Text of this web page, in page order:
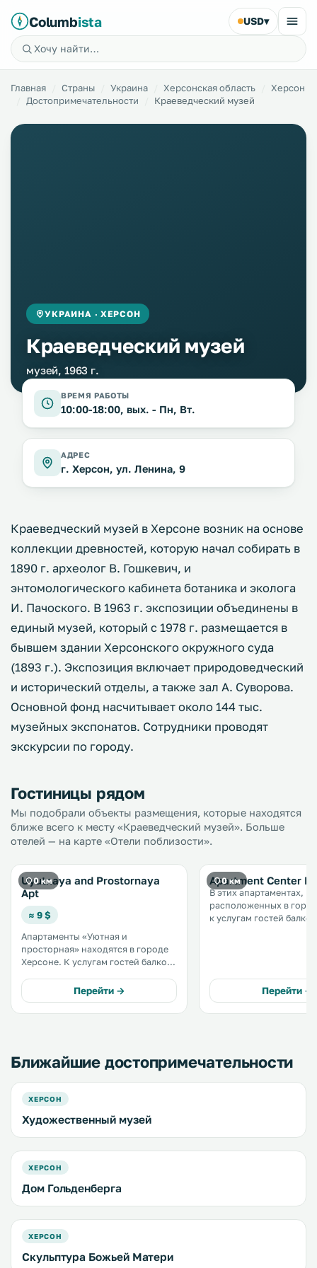
Columbista USD▾
Главная Страны Украина Херсонская область
Херсон
Достопримечательности
Краеведческий музей
УКРАИНА · ХЕРСОН
Краеведческий музей
музей, 1963 г.
ВРЕМЯ РАБОТЫ
10:00-18:00, вых. - Пн, Вт.
АДРЕС
г. Херсон, ул. Ленина, 9
Краеведческий музей в Херсоне возник на основе
коллекции древностей, которую начал собирать в
1890 г. археолог В. Гошкевич, и
энтомологического кабинета ботаника и эколога
И. Пачоского. В 1963 г. экспозиции объединены в
единый музей, который с 1978 г. размещается в
бывшем здании Херсонского окружного суда
(1893 г.). Экспозиция включает природоведческий
и исторический отделы, а также зал А. Суворова.
Основной фонд насчитывает около 144 тыс.
музейных экспонатов. Сотрудники проводят
экскурсии по городу.
Гостиницы рядом
Мы подобрали объекты размещения, которые находятся
ближе всего к месту «Краеведческий музей». Больше
отелей — на карте «Отели поблизости».
0 км
Uyutnaya and Prostornaya
Apt
≈ 9 $
Апартаменты «Уютная и
просторная» находятся в городе
Херсоне. К услугам гостей балкон
территории. В апартаментах
обустроена собственная ванная
комната и кухня с микроволновой
Перейти →
0 км
Apartment Center
В этих апартаментах,
расположенных в
к услугам гостей
холодильником и
собственная ванная
Перейти →
Ближайшие достопримечательности
ХЕРСОН
Художественный музей
ХЕРСОН
Дом Гольденберга
ХЕРСОН
Скульптура Божьей Матери